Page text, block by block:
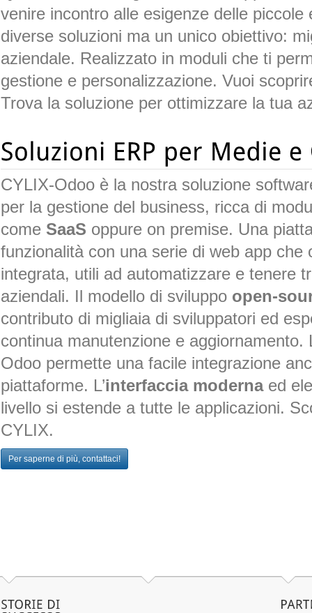
venire incontro alle esigenze delle
diverse soluzioni ma un unico obiettivo:
aziendale. Realizzato in moduli che ti
gestione e personalizzazione. Vuoi
Trova la soluzione per ottimizzare la tua
CYLIX-Odoo è la nostra soluzione
per la gestione del business, ricca di
come SaaS oppure on premise. Una
funzionalità con una serie di web app che
integrata, utili ad automatizzare e tenere
aziendali. Il modello di sviluppo open-
contributo di migliaia di sviluppatori ed
continua manutenzione e aggiornamento.
Odoo permette una facile integrazione
piattaforme. L’interfaccia modernaed
livello si estende a tutte le applicazioni.
CYLIX.
Per saperne di più, contattaci!